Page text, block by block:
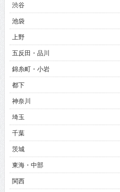
渋谷
池袋
上野
五反田・品川
錦糸町・小岩
都下
神奈川
埼玉
千葉
茨城
東海・中部
関西